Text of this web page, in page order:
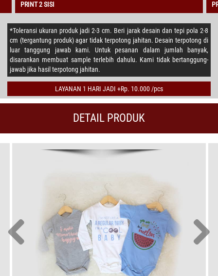
PRINT 2 SISI
*Toleransi ukuran produk jadi 2-3 cm. Beri jarak desain dan tepi pola 2-8
cm (tergantung produk) agar tidak terpotong jahitan. Desain terpotong di
luar tanggung jawab kami. Untuk pesanan dalam jumlah banyak,
disarankan membuat sample terlebih dahulu. Kami tidak bertanggung-
jawab jika hasil terpotong jahitan.
LAYANAN 1 HARI JADI +Rp. 10.000 /pcs
DETAIL PRODUK